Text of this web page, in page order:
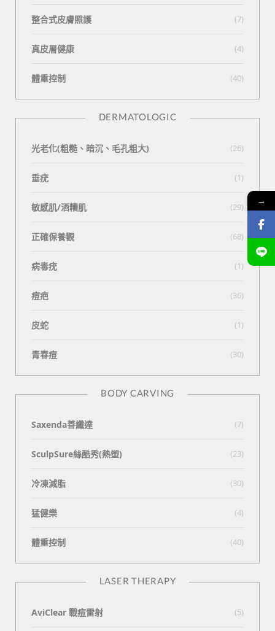
整合式皮膚照護 (7)
真皮層健康 (4)
體重控制 (40)
DERMATOLOGIC
光老化(粗糙、暗沉、毛孔粗大) (26)
垂疣 (1)
敏感肌/酒糟肌 (29)
正確保養觀 (68)
病毒疣 (1)
痘疤 (36)
皮蛇 (1)
青春痘 (30)
BODY CARVING
Saxenda善纖達 (7)
SculpSure絲酷秀(熱塑) (23)
冷凍減脂 (30)
猛健樂 (4)
體重控制 (40)
LASER THERAPY
AviClear 戰痘雷射 (5)
→